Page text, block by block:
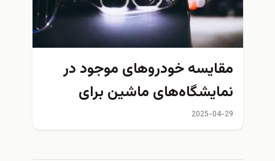
مقایسه خودروهای موجود در
نمایشگاه‌های ماشین برای
پیداکردنخودرو مناسب‌تر
2025-04-29